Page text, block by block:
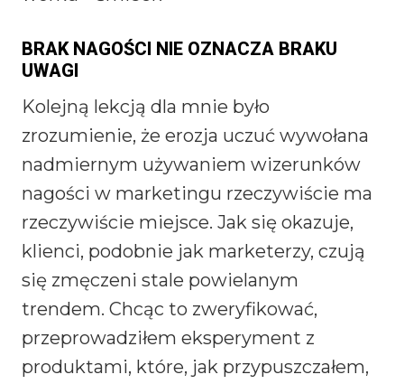
BRAK NAGOŚCI NIE OZNACZA BRAKU
UWAGI
Kolejną lekcją dla mnie było
zrozumienie, że erozja uczuć wywołana
nadmiernym używaniem wizerunków
nagości w marketingu rzeczywiście ma
rzeczywiście miejsce. Jak się okazuje,
klienci, podobnie jak marketerzy, czują
się zmęczeni stale powielanym
trendem. Chcąc to zweryfikować,
przeprowadziłem eksperyment z
produktami, które, jak przypuszczałem,